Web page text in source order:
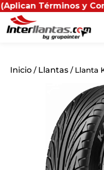
y
Inicio / Llantas / Llanta